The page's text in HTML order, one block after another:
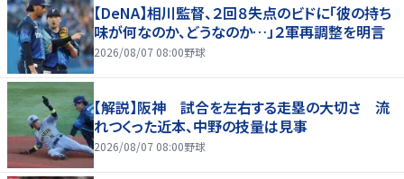
【DeNA】相川監督、２回８失点のビドに「彼の持ち
味が何なのか、どうなのか…」２軍再調整を明言
2026/08/07 08:00野球
【解説】阪神 試合を左右する走塁の大切さ 流
れつくった近本、中野の技量は見事
2026/08/07 08:00野球